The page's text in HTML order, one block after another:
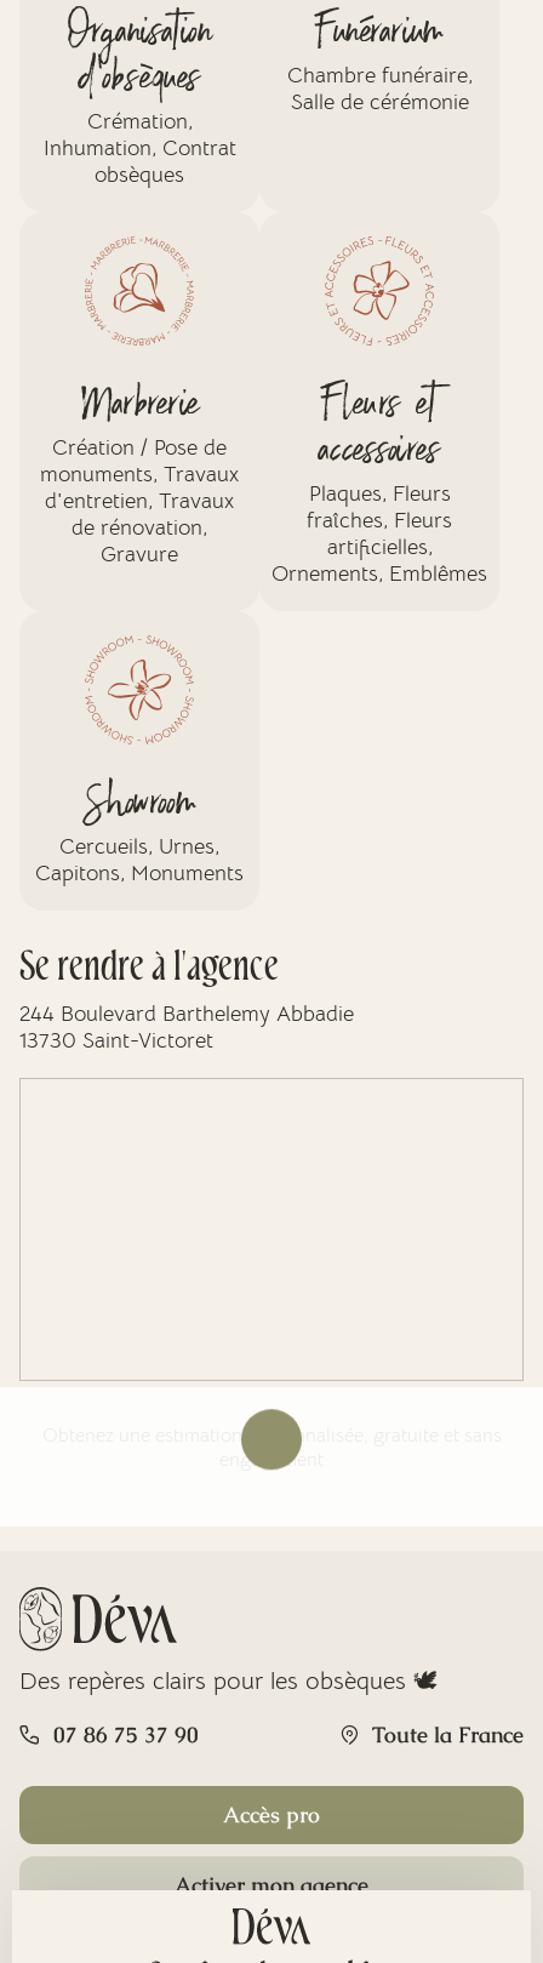
Organisation
d'obsèques
Crémation,
Inhumation, Contrat
obsèques
Funérarium
Chambre funéraire,
Salle de cérémonie
Marbrerie
Création / Pose de
monuments, Travaux
d'entretien, Travaux
de rénovation,
Gravure
Fleurs et
accessoires
Plaques, Fleurs
fraîches, Fleurs
artificielles,
Ornements, Emblêmes
Showroom
Cercueils, Urnes,
Capitons, Monuments
Se rendre à l'agence
244 Boulevard Barthelemy Abbadie
13730 Saint-Victoret
Obtenez une estimation personnalisée, gratuite et sans
engagement
Des repères clairs pour les obsèques 🕊️
07 86 75 37 90 Toute la France
Accès pro
Activer mon agence